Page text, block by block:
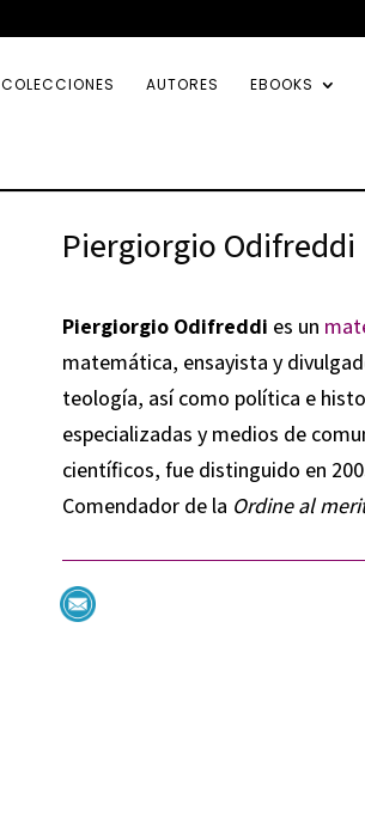
COLECCIONES AUTORES EBOOKS
Piergiorgio Odifreddi
Piergiorgio Odifreddi es un
matemática, ensayista y
teología, así como política e
especializadas y medios de
científicos, fue distinguido en
Comendador de la Ordine al